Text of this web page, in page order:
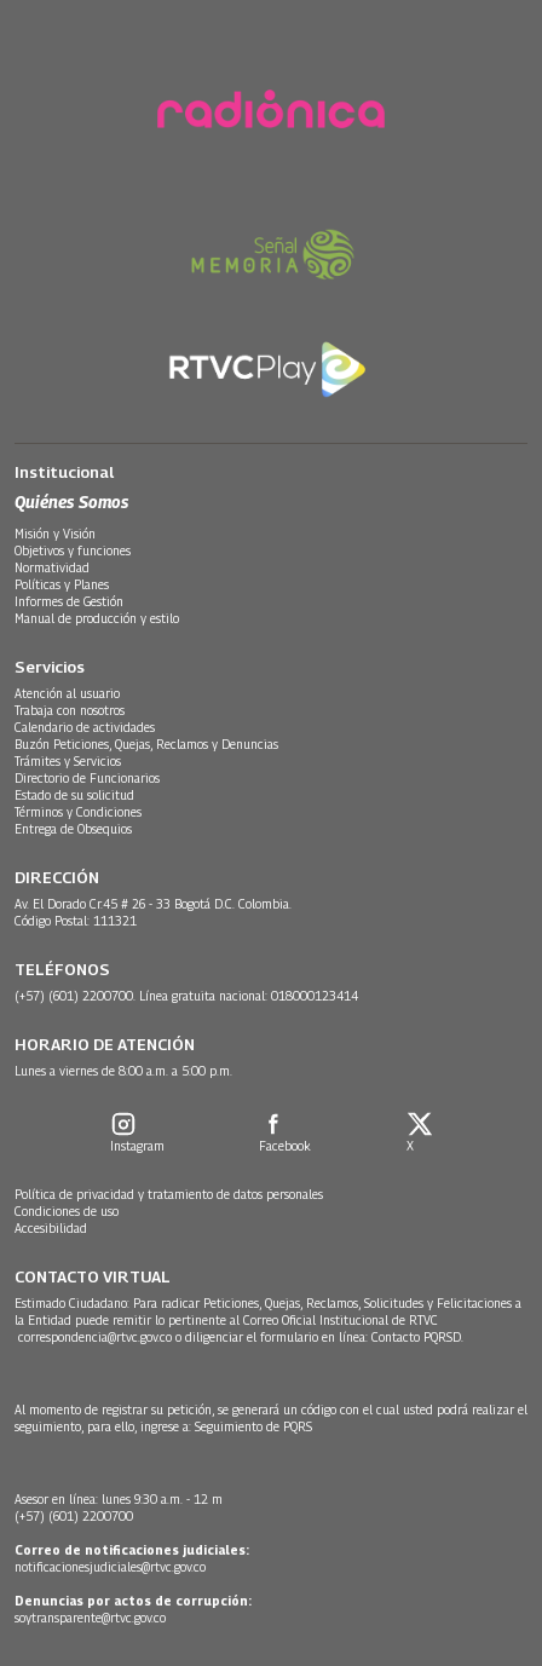
Institucional
Quiénes Somos
Misión y Visión
Objetivos y funciones
Normatividad
Políticas y Planes
Informes de Gestión
Manual de producción y estilo
Servicios
Atención al usuario
Trabaja con nosotros
Calendario de actividades
Buzón Peticiones, Quejas, Reclamos y Denuncias
Trámites y Servicios
Directorio de Funcionarios
Estado de su solicitud
Términos y Condiciones
Entrega de Obsequios
DIRECCIÓN
Av. El Dorado Cr.45 # 26 - 33 Bogotá D.C. Colombia.
Código Postal: 111321
TELÉFONOS
(+57) (601) 2200700. Línea gratuita nacional: 018000123414
HORARIO DE ATENCIÓN
Lunes a viernes de 8:00 a.m. a 5:00 p.m.
Instagram Facebook X
Política de privacidad y tratamiento de datos personales
Condiciones de uso
Accesibilidad
CONTACTO VIRTUAL
Estimado Ciudadano: Para radicar Peticiones, Quejas, Reclamos, Solicitudes y Felicitaciones a
la Entidad puede remitir lo pertinente al Correo Oficial Institucional de RTVC
correspondencia@rtvc.gov.co o diligenciar el formulario en línea: Contacto PQRSD.
Al momento de registrar su petición, se generará un código con el cual usted podrá realizar el
seguimiento, para ello, ingrese a: Seguimiento de PQRS
Asesor en línea: lunes 9:30 a.m. - 12 m
(+57) (601) 2200700
Correo de notificaciones judiciales:
notificacionesjudiciales@rtvc.gov.co
Denuncias por actos de corrupción:
soytransparente@rtvc.gov.co